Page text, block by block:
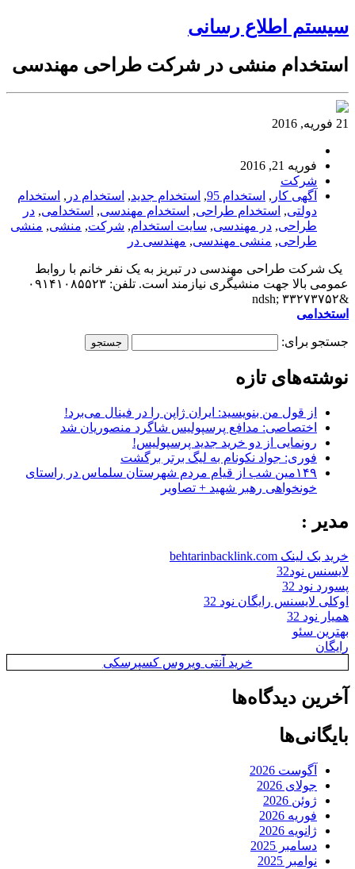
سیستم اطلاع رسانی
استخدام منشی در شرکت طراحی مهندسی
21 فوریه, 2016
فوریه 21, 2016
شرکت
آگهی کار , استخدام 95 , استخدام جدید, استخدام در , استخدام
دولتی, استخدام طراحی, استخدام مهندسی, استخدامی, در
طراحی, در مهندسی, سایت استخدام, شرکت, منشی, منشی
طراحی, منشی مهندسی, مهندسی در
یک شرکت طراحی مهندسی در تبریز به یک نفر خانم با روابط
عمومی بالا جهت منشیگری نیازمند است. تلفن: ۰۹۱۴۱۰۸۵۵۲۳
&ndsh; ۳۳۲۷۳۷۵۲
استخدامی
جستجو برای:
نوشته‌های تازه
از قول من بنویسید: ایران ژاپن را در فینال می‌برد!
اختصاصی: مدافع پرسپولیس شاگرد منصوریان شد
رونمایی از دو خرید جدید پرسپولیس!
فوری: جواد نکونام به لیگ برتر برگشت
۱۴۹مین شب از قیام مردم شهرستان سلماس در راستای
خونخواهی رهبر شهید + تصاویر
مدیر :
خرید بک لینک behtarinbacklink.com
لایسنس نود32
پسورد نود 32
اوکلی لایسنس رایگان نود 32
همیار نود 32
بهترین سئو
رایگان
خرید آنتی ویروس کسپرسکی
آخرین دیدگاه‌ها
بایگانی‌ها
آگوست 2026
جولای 2026
ژوئن 2026
فوریه 2026
ژانویه 2026
دسامبر 2025
نوامبر 2025